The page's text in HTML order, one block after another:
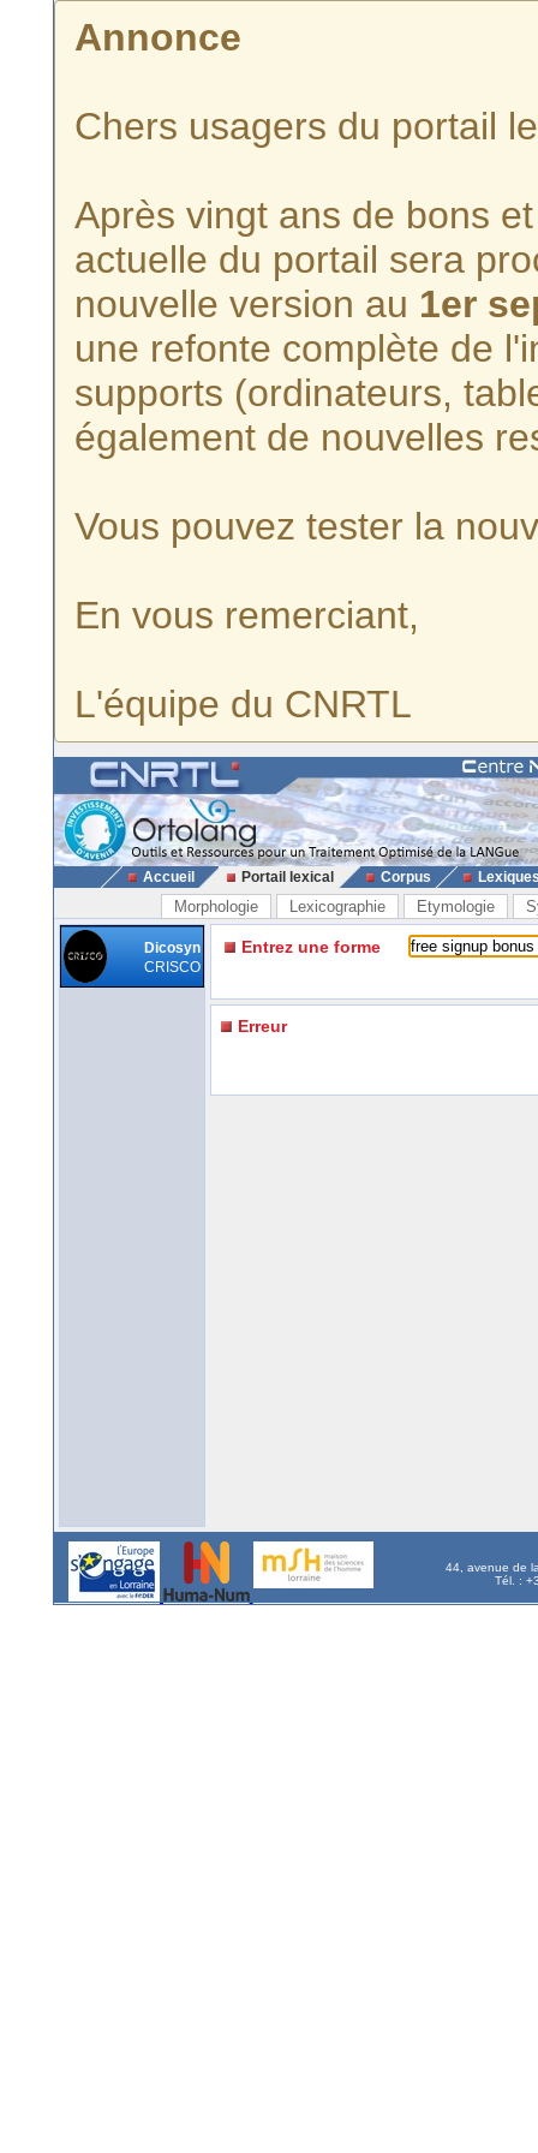
Annonce
Chers usagers du portail
Après vingt ans de bons
actuelle du portail sera
nouvelle version au 1er
une refonte complète de
supports (ordinateurs,
également de nouvelles
Vous pouvez tester la
En vous remerciant,
L'équipe du CNRTL
Accueil Portail lexical Corpus
Morphologie Lexicographie Etymologie
Dicosyn
CRISCO
Entrez une forme
Erreur
44, avenue de
Tél. :